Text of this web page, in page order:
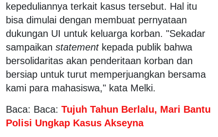
kepeduliannya terkait kasus tersebut. Hal itu
bisa dimulai dengan membuat pernyataan
dukungan UI untuk keluarga korban. "Sekadar
sampaikan statementkepada publik bahwa
bersolidaritas akan penderitaan korban dan
bersiap untuk turut memperjuangkan bersama
kami para mahasiswa," kata Melki.
Baca: Baca: Tujuh Tahun Berlalu, Mari Bantu
Polisi Ungkap Kasus Akseyna